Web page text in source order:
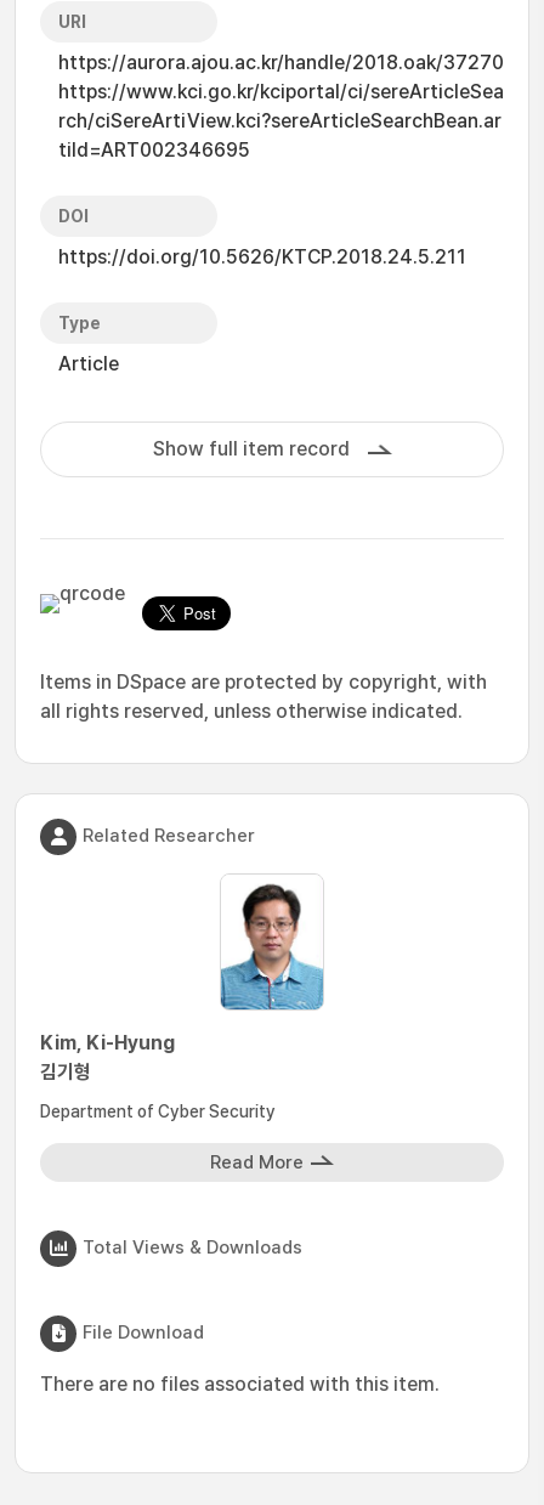
URI
https://aurora.ajou.ac.kr/handle/2018.oak/37270
https://www.kci.go.kr/kciportal/ci/sereArticleSea
rch/ciSereArtiView.kci?sereArticleSearchBean.ar
tiId=ART002346695
DOI
https://doi.org/10.5626/KTCP.2018.24.5.211
Type
Article
Show full item record
Items in DSpace are protected by copyright, with
all rights reserved, unless otherwise indicated.
Related Researcher
Kim, Ki-Hyung
김기형
Department of Cyber Security
Read More
Total Views & Downloads
File Download
There are no files associated with this item.